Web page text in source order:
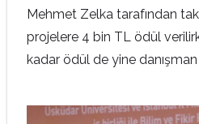
Mehmet Zelka tarafından
projelere 4 bin TL ödül
kadar ödül de yine